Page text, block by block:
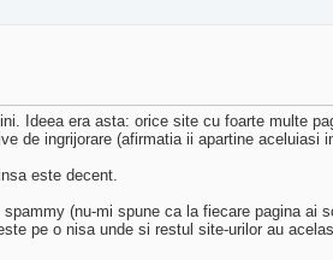
Ideea era asta: orice site cu foarte multe
de ingrijorare (afirmatia ii apartine aceluiasi
este decent.
(nu-mi spune ca la fiecare pagina ai
pe o nisa unde si restul site-urilor au